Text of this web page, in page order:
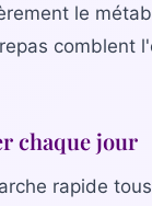
le
comblent
chaque jour
rapide